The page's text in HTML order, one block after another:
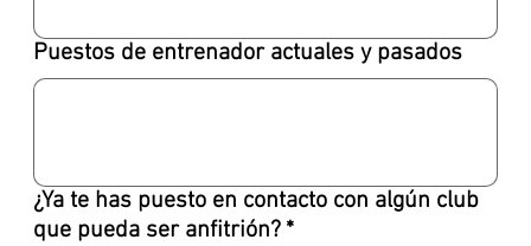
Puestos de entrenador actuales y pasados
¿Ya te has puesto en contacto con algún club
que pueda ser anfitrión? *